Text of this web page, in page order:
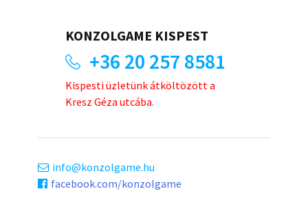
KONZOLGAME KISPEST
+36 20 257 8581
Kispesti üzletünk átköltözött a
Kresz Géza utcába.
info
konzolgame.hu
facebook.com/konzolgame